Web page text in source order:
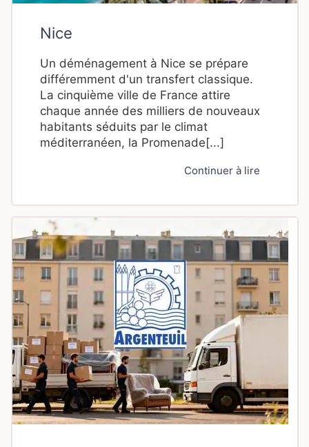
Nice
Un déménagement à Nice se prépare
différemment d'un transfert classique.
La cinquième ville de France attire
chaque année des milliers de nouveaux
habitants séduits par le climat
méditerranéen, la Promenade[...]
Continuer à lire